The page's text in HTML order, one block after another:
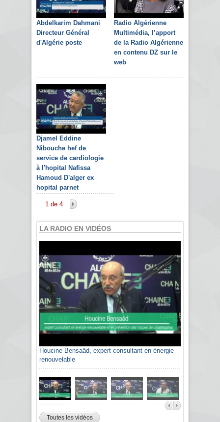
Abdelkarim Dahmani
Directeur Général
d'Algérie poste
Radio Algérienne
Multimédia, l’apport
de la Radio Algérienne
en contenu DZ sur le
web
Djamel Eddine
Nibouche hef de
service de cardiologie
à l'hopital Nafissa
Hamoud D'alger ex
hopital parnet
1 de 4
LA RADIO EN VIDÉOS
Houcine Bensaâd, expert consultant en énergie
renouvelable
Toutes les vidéos